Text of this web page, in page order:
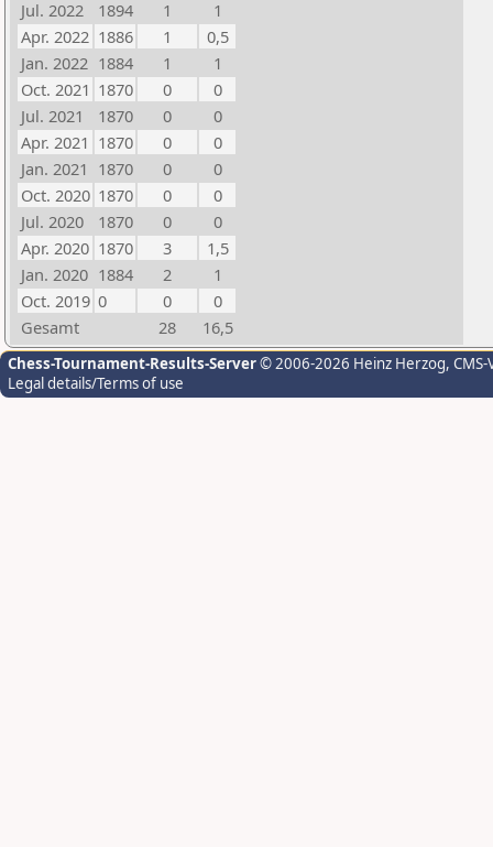
Jul. 2022
1894 1
1
Apr. 2022 1886 1
0,5
Jan. 2022 1884 1
1
Oct. 2021 1870 0
0
Jul. 2021
1870 0
0
Apr. 2021 1870 0
0
Jan. 2021 1870 0
0
Oct. 2020 1870 0
0
Jul. 2020
1870 0
0
Apr. 2020 1870 3
1,5
Jan. 2020 1884 2
1
Oct. 2019 0 0
0
Gesamt
28 16,5
Chess-Tournament-Results-Server© 2006-2026 Heinz Herzog,
Legal details/Terms of use